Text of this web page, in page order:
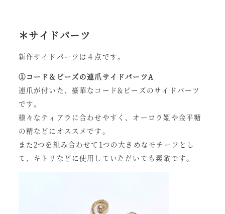
＊サイドパーツ
新作サイドパーツは４点です。
①コード＆ビーズの連爪サイドパーツA
連爪が付いた、豪華なコード&ビーズのサイドパーツ
です。
様々なティアラに合わせやすく、オーロラ姫や金平糖
の精などにオススメです。
また2つを組み合わせて1つの大きめなモチーフとし
て、キトリなどに使用していただいても素敵です。